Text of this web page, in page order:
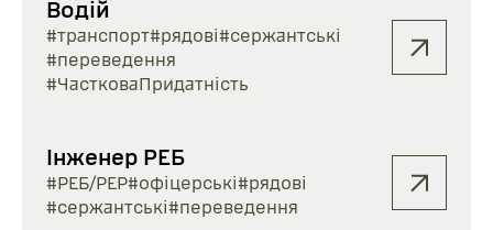
Водій
#транспорт#рядові#сержантські
#переведення
#ЧастковаПридатність
Інженер РЕБ
#РЕБ/РЕР#офіцерські#рядові
#сержантські#переведення